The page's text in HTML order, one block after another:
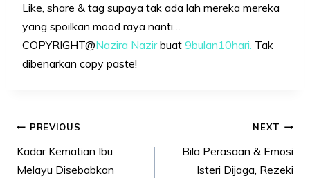
Like, share & tag supaya tak ada lah mereka mereka
yang spoilkan mood raya nanti…
COPYRIGHT@Nazira Nazirbuat 9bulan10hari. Tak
dibenarkan copy paste!
Post
navigation
PREVIOUS
Kadar Kematian Ibu
Melayu Disebabkan
NEXT
Bila Perasaan & Emosi
Isteri Dijaga, Rezeki